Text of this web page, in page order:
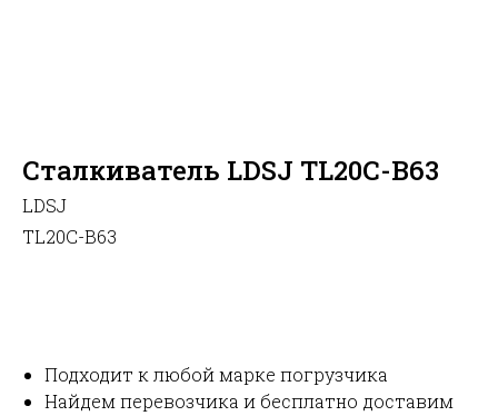
Сталкиватель LDSJ TL20C-B63
LDSJ
TL20C-B63
Подходит к любой марке погрузчика
Найдем перевозчика и бесплатно доставим